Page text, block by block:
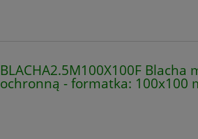
BLACHA2.5M100X100F Blacha
ochronną - formatka: 100x100